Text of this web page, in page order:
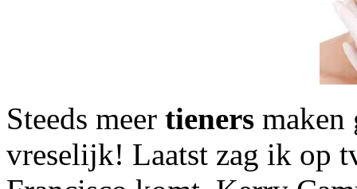
Steeds meer tieners maken
vreselijk! Laatst zag ik op